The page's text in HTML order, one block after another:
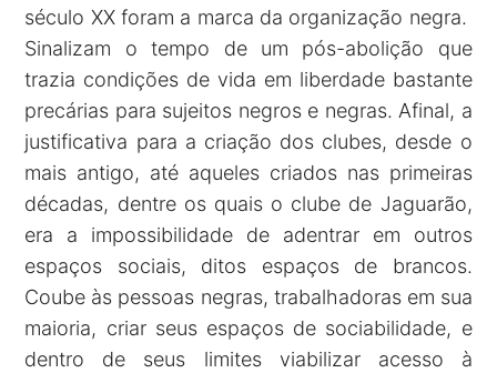
século XX foram a marca da organização negra.
Sinalizam o tempo de um pós-abolição que
trazia condições de vida em liberdade bastante
precárias para sujeitos negros e negras. Afinal, a
justificativa para a criação dos clubes, desde o
mais antigo, até aqueles criados nas primeiras
décadas, dentre os quais o clube de Jaguarão,
era a impossibilidade de adentrar em outros
espaços sociais, ditos espaços de brancos.
Coube às pessoas negras, trabalhadoras em sua
maioria, criar seus espaços de sociabilidade, e
dentro de seus limites viabilizar acesso à